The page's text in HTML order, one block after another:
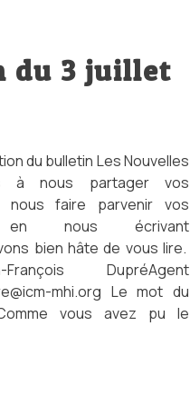
du 3 juillet
du bulletin Les Nouvelles
à nous partager vos
nous faire parvenir vos
en nous écrivant
bien hâte de vous lire.
DupréAgent
mhi.org Le mot du
vous avez pu le